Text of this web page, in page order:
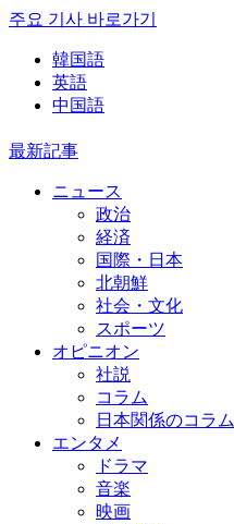
주요 기사 바로가기
韓国語
英語
中国語
最新記事
ニュース
政治
経済
国際・日本
北朝鮮
社会・文化
スポーツ
オピニオン
社説
コラム
日本関係のコラム
エンタメ
ドラマ
音楽
映画